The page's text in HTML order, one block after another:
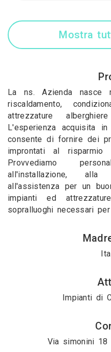
Mostra
La ns. Azienda
riscaldamento,
attrezzature
L'esperienza acquisita
consente di fornire dei
improntati al risparmio
Provvediamo
all'installazione, alla
all'assistenza per un
impianti ed
sopralluoghi necessari
Impianti di
Via simonini 18